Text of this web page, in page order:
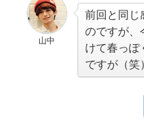
山中
前回と同じ
のですが、
けて春っぽ
ですが（笑